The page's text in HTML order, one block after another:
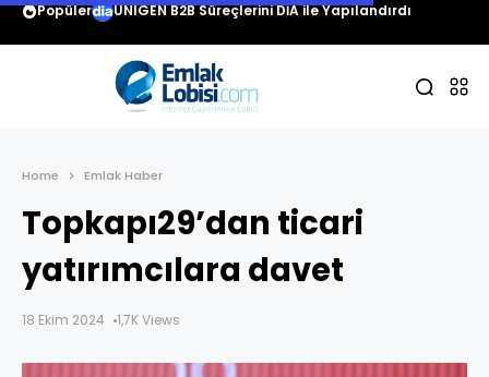
Popüler UNIGEN B2B Süreçlerini DİA ile Yapılandırdı
Home Emlak Haber
Topkapı29’dan ticari
yatırımcılara davet
18 Ekim 2024 1,7K Views